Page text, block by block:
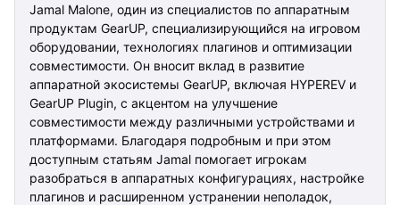
Jamal Malone, один из специалистов по аппаратным
продуктам GearUP, специализирующийся на игровом
оборудовании, технологиях плагинов и оптимизации
совместимости. Он вносит вклад в развитие
аппаратной экосистемы GearUP, включая HYPEREV и
GearUP Plugin, с акцентом на улучшение
совместимости между различными устройствами и
платформами. Благодаря подробным и при этом
доступным статьям Jamal помогает игрокам
разобраться в аппаратных конфигурациях, настройке
плагинов и расширенном устранении неполадок,